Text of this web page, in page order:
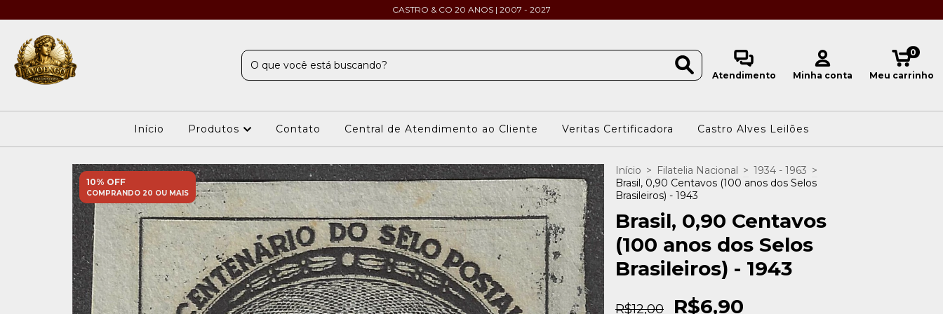
CASTRO & CO 20 ANOS | 2007 - 2027
Atendimento Minha conta Meu carrinho
0
Início Produtos Contato Central de Atendimento ao Cliente Veritas Certificadora Castro Alves Leilões
10% OFF
COMPRANDO 20 OU MAIS
Início > Filatelia Nacional > 1934 - 1963 >
Brasil, 0,90 Centavos (100 anos dos Selos
Brasileiros) - 1943
Brasil, 0,90 Centavos
(100 anos dos Selos
Brasileiros) - 1943
R$12,00 R$6,90